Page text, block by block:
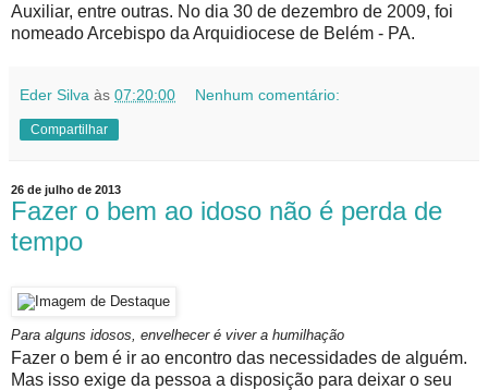
Auxiliar, entre outras. No dia 30 de dezembro de 2009, foi
nomeado Arcebispo da Arquidiocese de Belém - PA.
Eder Silva às 07:20:00 Nenhum comentário:
Compartilhar
26 de julho de 2013
Fazer o bem ao idoso não é perda de
tempo
Para alguns idosos, envelhecer é viver a humilhação
Fazer o bem é ir ao encontro das necessidades de alguém.
Mas isso exige da pessoa a disposição para deixar o seu